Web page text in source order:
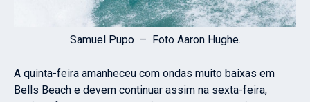
Samuel Pupo – Foto Aaron Hughe.
A quinta-feira amanheceu com ondas muito baixas em
Bells Beach e devem continuar assim na sexta-feira,